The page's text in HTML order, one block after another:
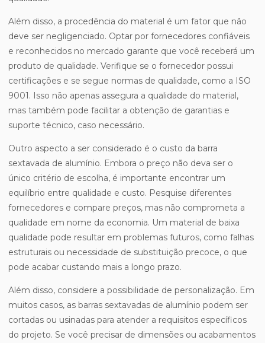
Além disso, a procedência do material é um fator que não
deve ser negligenciado. Optar por fornecedores confiáveis
e reconhecidos no mercado garante que você receberá um
produto de qualidade. Verifique se o fornecedor possui
certificações e se segue normas de qualidade, como a ISO
9001. Isso não apenas assegura a qualidade do material,
mas também pode facilitar a obtenção de garantias e
suporte técnico, caso necessário.
Outro aspecto a ser considerado é o custo da barra
sextavada de alumínio. Embora o preço não deva ser o
único critério de escolha, é importante encontrar um
equilíbrio entre qualidade e custo. Pesquise diferentes
fornecedores e compare preços, mas não comprometa a
qualidade em nome da economia. Um material de baixa
qualidade pode resultar em problemas futuros, como falhas
estruturais ou necessidade de substituição precoce, o que
pode acabar custando mais a longo prazo.
Além disso, considere a possibilidade de personalização. Em
muitos casos, as barras sextavadas de alumínio podem ser
cortadas ou usinadas para atender a requisitos específicos
do projeto. Se você precisar de dimensões ou acabamentos